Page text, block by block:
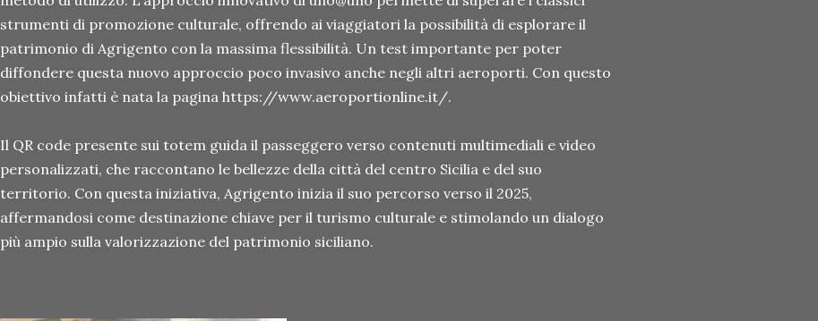
strumenti di promozione culturale, offrendo ai viaggiatori la possibilità di esplorare il
patrimonio di Agrigento con la massima flessibilità. Un test importante per poter
diffondere questa nuovo approccio poco invasivo anche negli altri aeroporti. Con questo
obiettivo infatti è nata la pagina https://www.aeroportionline.it/.
Il QR code presente sui totem guida il passeggero verso contenuti multimediali e video
personalizzati, che raccontano le bellezze della città del centro Sicilia e del suo
territorio. Con questa iniziativa, Agrigento inizia il suo percorso verso il 2025,
affermandosi come destinazione chiave per il turismo culturale e stimolando un dialogo
più ampio sulla valorizzazione del patrimonio siciliano.